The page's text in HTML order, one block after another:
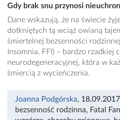
Gdy brak snu przynosi
Dane wskazują, że na świecie
dotkniętych tą wciąż owianą
śmiertelnej bezsenności
Insomnia, FFI) – bardzo rzadkiej
neurodegeneracyjnej, która w
śmiercią z wycieńczenia.
Joanna Podgórska, 18.09.2017
bezsenność rodzinna, Fatal